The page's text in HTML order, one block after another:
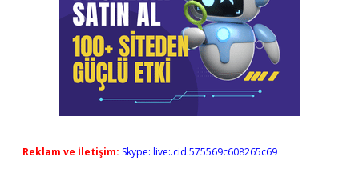
Reklam ve İletişim: Skype: live:.cid.575569c608265c69